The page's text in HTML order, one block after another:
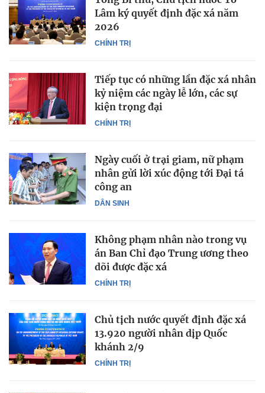
CHÍNH TRỊ
Lâm ký quyết định đặc xá năm
2026
CHÍNH TRỊ
Tiếp tục có những lần đặc xá nhân
kỷ niệm các ngày lễ lớn, các sự
kiện trọng đại
DÂN SINH
Ngày cuối ở trại giam, nữ phạm
nhân gửi lời xúc động tới Đại tá
công an
CHÍNH TRỊ
Không phạm nhân nào trong vụ
án Ban Chỉ đạo Trung ương theo
dõi được đặc xá
CHÍNH TRỊ
Chủ tịch nước quyết định đặc xá
13.920 người nhân dịp Quốc
khánh 2/9